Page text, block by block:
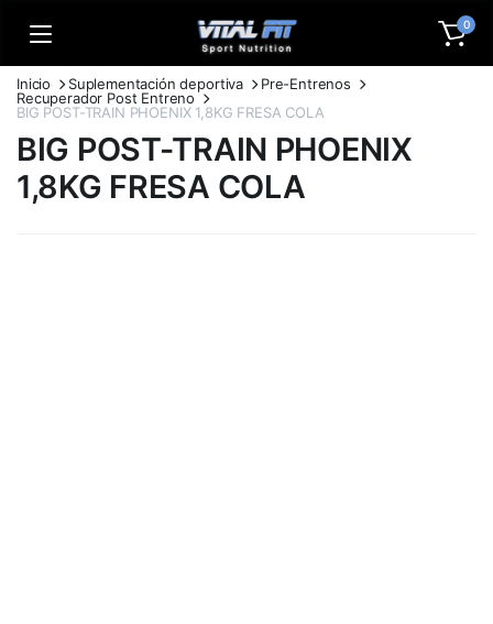
0
Inicio Suplementación deportiva
Pre-Entrenos
Recuperador Post Entreno
BIG POST-TRAIN PHOENIX 1,8KG FRESA COLA
BIG POST-TRAIN PHOENIX
1,8KG FRESA COLA